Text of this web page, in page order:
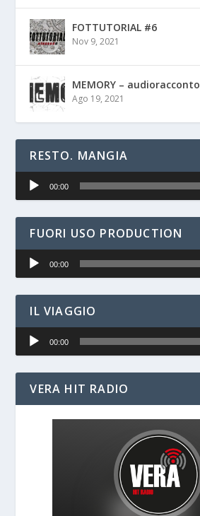
FOTTUTORIAL #6
Nov 9, 2021
MEMORY – audioracconto
Ago 19, 2021
RESTO. MANGIA
Audio
Player
00:00
FUORI USO PRODUCTION
Audio
Player
00:00
IL VIAGGIO
Audio
Player
00:00
VERA HIT RADIO